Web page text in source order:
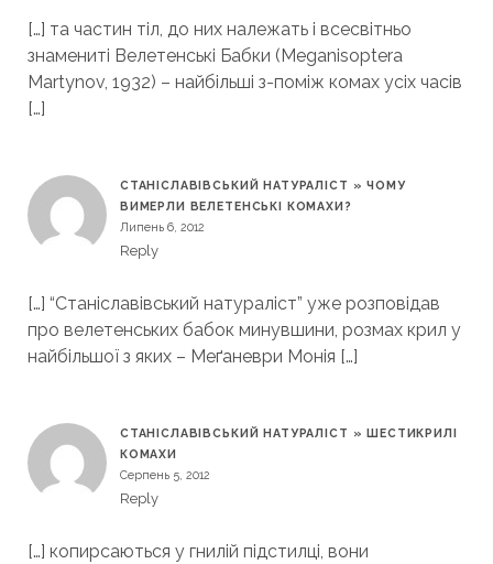
[…] та частин тіл, до них належать і всесвітньо
знамениті Велетенські Бабки (Meganisoptera
Martynov, 1932) – найбільші з-поміж комах усіх часів
[…]
СТАНІСЛАВІВСЬКИЙ НАТУРАЛІСТ » ЧОМУ
ВИМЕРЛИ ВЕЛЕТЕНСЬКІ КОМАХИ?
Липень 6, 2012
Reply
[…] “Станіславівський натураліст” уже розповідав
про велетенських бабок минувшини, розмах крил у
найбільшої з яких – Меґаневри Монія […]
СТАНІСЛАВІВСЬКИЙ НАТУРАЛІСТ » ШЕСТИКРИЛІ
КОМАХИ
Серпень 5, 2012
Reply
[…] копирсаються у гнилій підстилці, вони